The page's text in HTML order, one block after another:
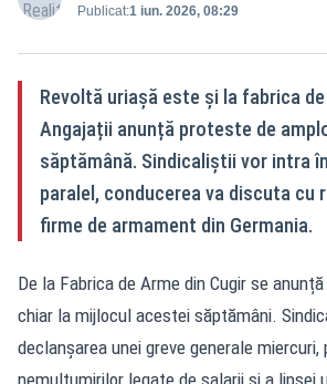
Publicat:1 iun. 2026, 08:29
Revoltă uriașă este și la fabrica de
Angajații anunță proteste de
săptămână. Sindicaliștii vor intra
paralel, conducerea va discuta cu
firme de armament din Germania.
De la Fabrica de Arme din Cugir se
chiar la mijlocul acestei săptămâni.
declanșarea unei greve generale miercuri,
nemulțumirilor legate de salarii și a lipsei